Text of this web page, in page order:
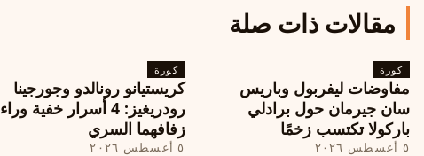
مقالات ذات صلة
كورة
مفاوضات ليفربول وباريس
سان جيرمان حول برادلي
باركولا تكتسب زخمًا
٥ أغسطس ٢٠٢٦
كورة
كريستيانو رونالدو وجورجينا
رودريغيز: 4 أسرار خفية وراء
زفافهما السري
٥ أغسطس ٢٠٢٦